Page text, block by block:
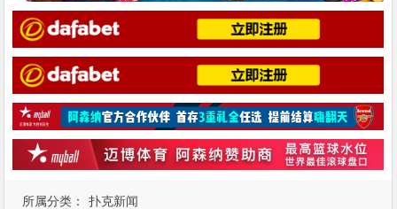
所属分类： 扑克新闻